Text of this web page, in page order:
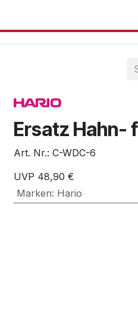
Ersatz Hahn-
Art. Nr.: C-WDC-6
UVP 48,90 €
Marken: Hario